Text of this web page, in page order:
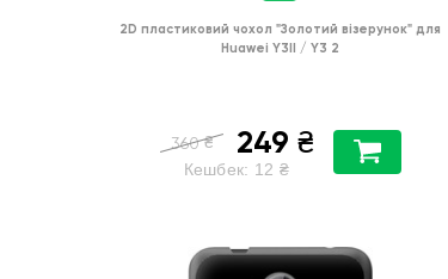
2D пластиковий чохол "Золотий візерунок" для
Huawei Y3II / Y3 2
360 ₴ 249 ₴
Кешбек: 12 ₴